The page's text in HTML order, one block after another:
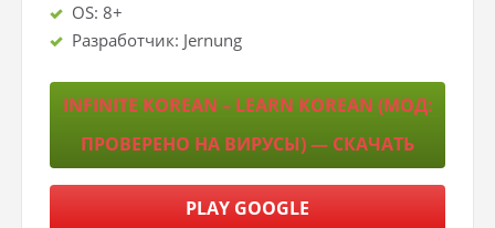
OS: 8+
Разработчик: Jernung
INFINITE KOREAN – LEARN KOREAN (МОД:
ПРОВЕРЕНО НА ВИРУСЫ) — СКАЧАТЬ
PLAY GOOGLE